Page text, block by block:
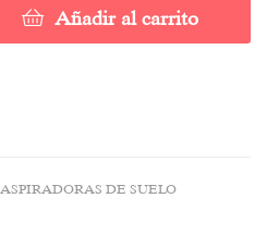
Añadir al carrito
ASPIRADORAS DE SUELO